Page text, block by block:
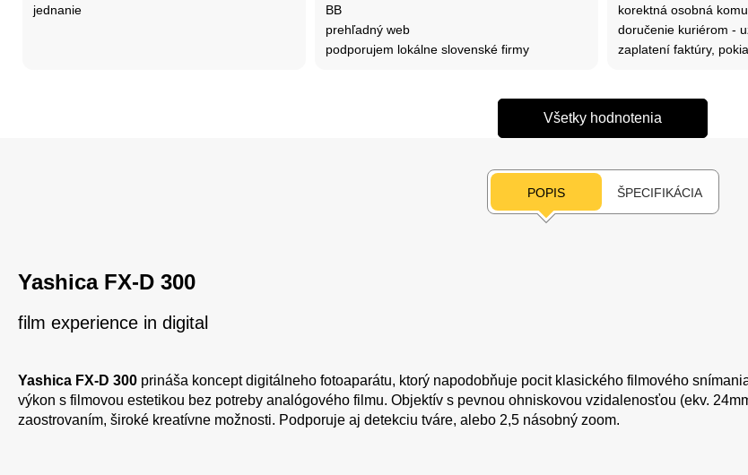
jednanie
BB
prehľadný web
podporujem lokálne slovenské firmy
korektná osobná
doručenie kuriérom -
zaplatení faktúry,
Všetky hodnotenia
POPIS ŠPECIFIKÁCIA
Yashica FX-D 300
film experience in digital
Yashica FX-D 300 prináša koncept digitálneho fotoaparátu, ktorý napodobňuje pocit klasického filmového
výkon s filmovou estetikou bez potreby analógového filmu. Objektív s pevnou ohniskovou vzidalenosťou (ekv.
zaostrovaním, široké kreatívne možnosti. Podporuje aj detekciu tváre, alebo 2,5 násobný zoom.